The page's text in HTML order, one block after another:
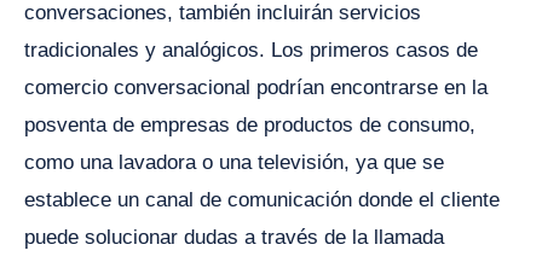
conversaciones, también incluirán servicios
tradicionales y analógicos. Los primeros casos de
comercio conversacional podrían encontrarse en la
posventa de empresas de productos de consumo,
como una lavadora o una televisión, ya que se
establece un canal de comunicación donde el cliente
puede solucionar dudas a través de la llamada